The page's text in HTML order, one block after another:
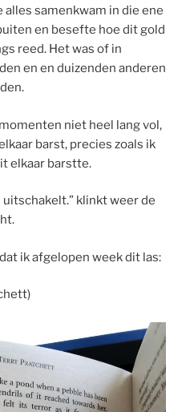
alles samenkwam in die ene
en besefte hoe dit gold
reed. Het was of in
en en duizenden anderen
niet heel lang vol,
barst, precies zoals ik
elkaar barstte.
klinkt weer de
ik afgelopen week dit las: